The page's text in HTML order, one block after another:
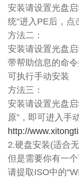
安装请设置光盘
统”进入PE后，点
方法二：
安装请设置光盘
带帮助信息的命
可执行手动安装
方法三：
安装请设置光盘
原”，即可进入手
http://
2.硬盘安装(适合
但是需要你有一
请提取ISO中的